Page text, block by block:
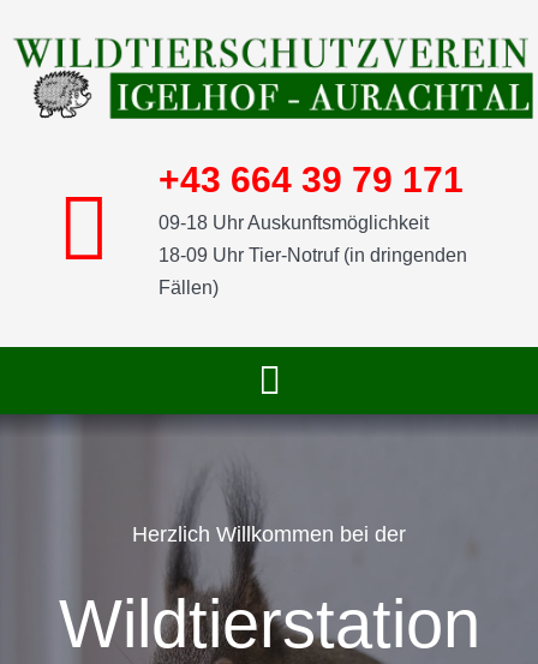
to
content
+43 664 39 79 171
09-18 Uhr Auskunftsmöglichkeit
18-09 Uhr Tier-Notruf (in dringenden
Fällen)
Toggle
SPENDENINFORMATION
Herzlich Willkommen bei der
Wildtierstation